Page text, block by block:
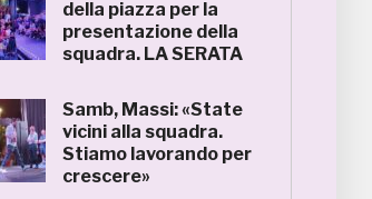
della piazza per la
presentazione della
squadra. LA SERATA
Samb, Massi: «State
vicini alla squadra.
Stiamo lavorando per
crescere»